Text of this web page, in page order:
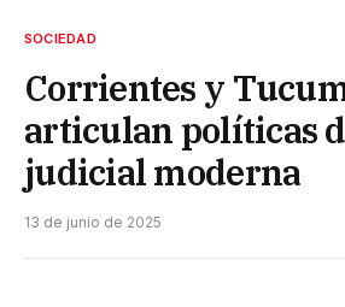
SOCIEDAD
Corrientes y
articulan políticas
judicial moderna
13 de junio de 2025